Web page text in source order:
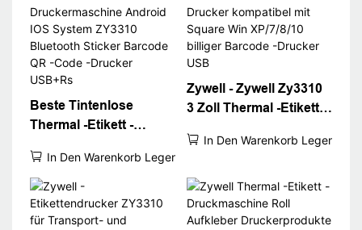
Aufkleber Drucker
Beste Tintenlose
Thermal -Etikett -
Android IOS System
ZY3310 Bluetooth
Sticker Barcode QR -
Code -Drucker USB+Rs
In Den Warenkorb Legen
Zywell - Zywell Zy3310
3 Zoll Thermal -Etikett -
Square Win XP/7/8/10
Drucker USB
In Den Warenkorb Legen